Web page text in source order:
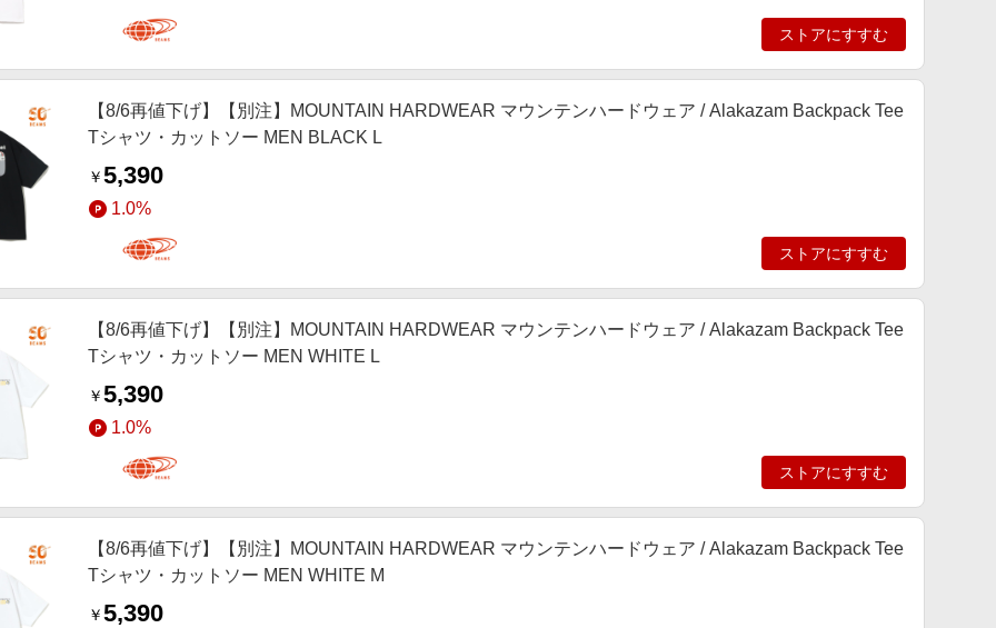
ストアにすすむ
【8/6再値下げ】【別注】MOUNTAIN HARDWEAR マウンテンハードウェア / Alakazam Backpack Tee
Tシャツ・カットソー MEN BLACK L
￥5,390
1.0%
ストアにすすむ
【8/6再値下げ】【別注】MOUNTAIN HARDWEAR マウンテンハードウェア / Alakazam Backpack Tee
Tシャツ・カットソー MEN WHITE L
￥5,390
1.0%
ストアにすすむ
【8/6再値下げ】【別注】MOUNTAIN HARDWEAR マウンテンハードウェア / Alakazam Backpack Tee
Tシャツ・カットソー MEN WHITE M
￥5,390